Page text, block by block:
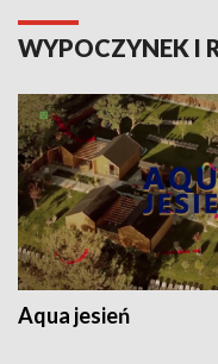
WYPOCZYNEK I
Aqua jesień